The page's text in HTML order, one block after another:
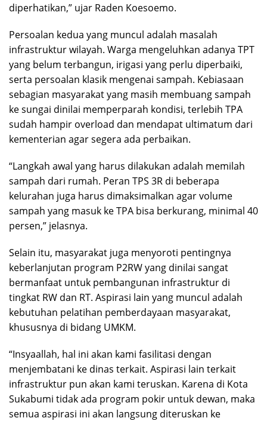
diperhatikan,” ujar Raden Koesoemo.
Persoalan kedua yang muncul adalah masalah
infrastruktur wilayah. Warga mengeluhkan adanya TPT
yang belum terbangun, irigasi yang perlu diperbaiki,
serta persoalan klasik mengenai sampah. Kebiasaan
sebagian masyarakat yang masih membuang sampah
ke sungai dinilai memperparah kondisi, terlebih TPA
sudah hampir overload dan mendapat ultimatum dari
kementerian agar segera ada perbaikan.
“Langkah awal yang harus dilakukan adalah memilah
sampah dari rumah. Peran TPS 3R di beberapa
kelurahan juga harus dimaksimalkan agar volume
sampah yang masuk ke TPA bisa berkurang, minimal 40
persen,” jelasnya.
Selain itu, masyarakat juga menyoroti pentingnya
keberlanjutan program P2RW yang dinilai sangat
bermanfaat untuk pembangunan infrastruktur di
tingkat RW dan RT. Aspirasi lain yang muncul adalah
kebutuhan pelatihan pemberdayaan masyarakat,
khususnya di bidang UMKM.
“Insyaallah, hal ini akan kami fasilitasi dengan
menjembatani ke dinas terkait. Aspirasi lain terkait
infrastruktur pun akan kami teruskan. Karena di Kota
Sukabumi tidak ada program pokir untuk dewan, maka
semua aspirasi ini akan langsung diteruskan ke